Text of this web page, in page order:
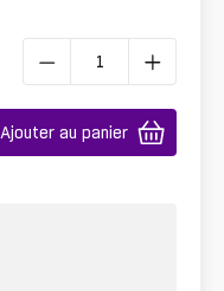
Ajouter au panier